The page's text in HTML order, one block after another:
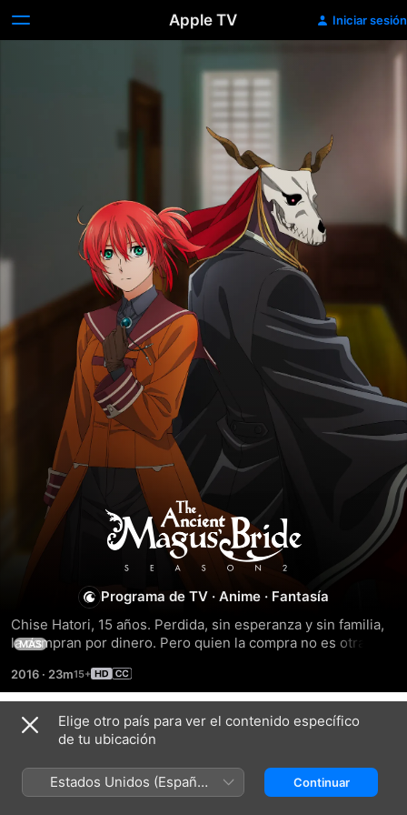
Apple TV Iniciar sesión
The
Ancient
Magus'
Bride
Programa de TV · Anime · Fantasía
Chise Hatori, 15 años. Perdida, sin esperanza y sin familia,
la compran por dinero. Pero quien la compra no es otra
Aunque al inicio duda, la joven comenzará una nueva vida
como su aprendiz y futura esposa. Se muda y comienza a
vivir una nueva vida pacífica, tranquila pero firme, hasta que
un día encuentra un libro ilustrado japonés entre los...
MÁS
2016 · 23m
Temporada 1
Elige otro país para ver el contenido específico
de tu ubicación
Estados Unidos (Español
México)
Continuar